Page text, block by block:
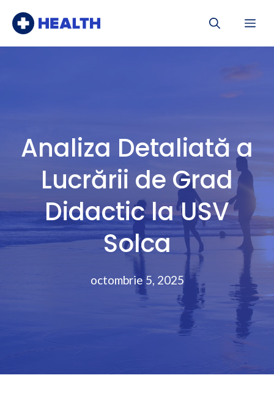
Analiza Detaliată a
Lucrării de Grad
Didactic la USV
Solca
octombrie 5, 2025